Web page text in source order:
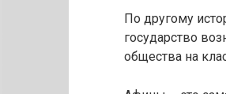
По другому
государство
общества на